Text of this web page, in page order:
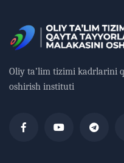
Oliy ta’lim tizimi kadrlarini
oshirish instituti